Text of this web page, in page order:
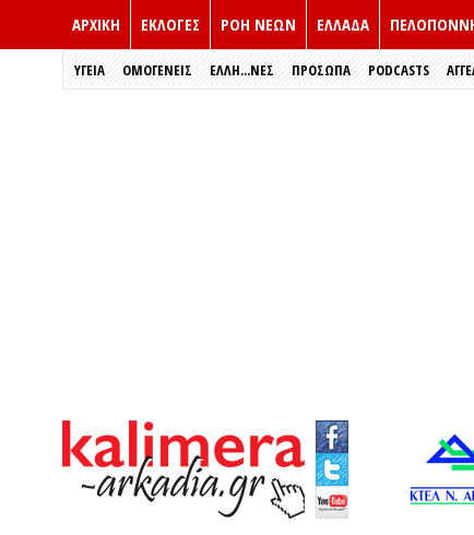
ΑΡΧΙΚΗ ΕΚΛΟΓΈΣ ΡΟΗ ΝΕΩΝ ΕΛΛΑΔΑ
ΥΓΕΙΑ ΟΜΟΓΕΝΕΙΣ ΈΛΛΗ...ΝΕΣ ΠΡΌΣΩΠΑ PODCASTS